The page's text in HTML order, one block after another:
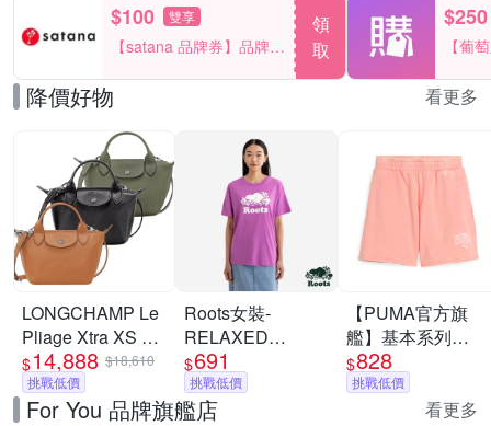
$100 雙享
【satana 品牌券】品牌週
一件折$100
領
取
$250
【葡
品滿
降價好物 看更多
LONGCHAMP Le
Pliage Xtra XS 奔
馬烙印牛皮斜背水
餃包-多色可選
$14,888 $18,610
挑戰低價
Roots女裝-
RELAXED
COOPER 短袖上
衣-淡莓紫
$691
挑戰低價
【PUMA官方旗
艦】基本系列
Puma Class
Washed 5吋短褲
女性 68503518
$828
挑戰低價
For You 品牌旗艦店 看更多